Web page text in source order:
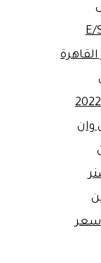
وان
سعر